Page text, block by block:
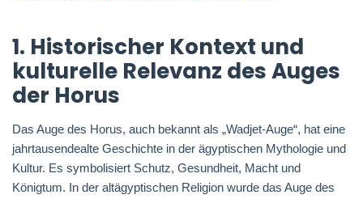
1. Historischer Kontext und
kulturelle Relevanz des Auges
der Horus
Das Auge des Horus, auch bekannt als „Wadjet-Auge“, hat eine
jahrtausendealte Geschichte in der ägyptischen Mythologie und
Kultur. Es symbolisiert Schutz, Gesundheit, Macht und
Königtum. In der altägyptischen Religion wurde das Auge des